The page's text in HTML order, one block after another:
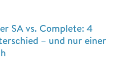
SA vs. Complete: 4
– und nur einer